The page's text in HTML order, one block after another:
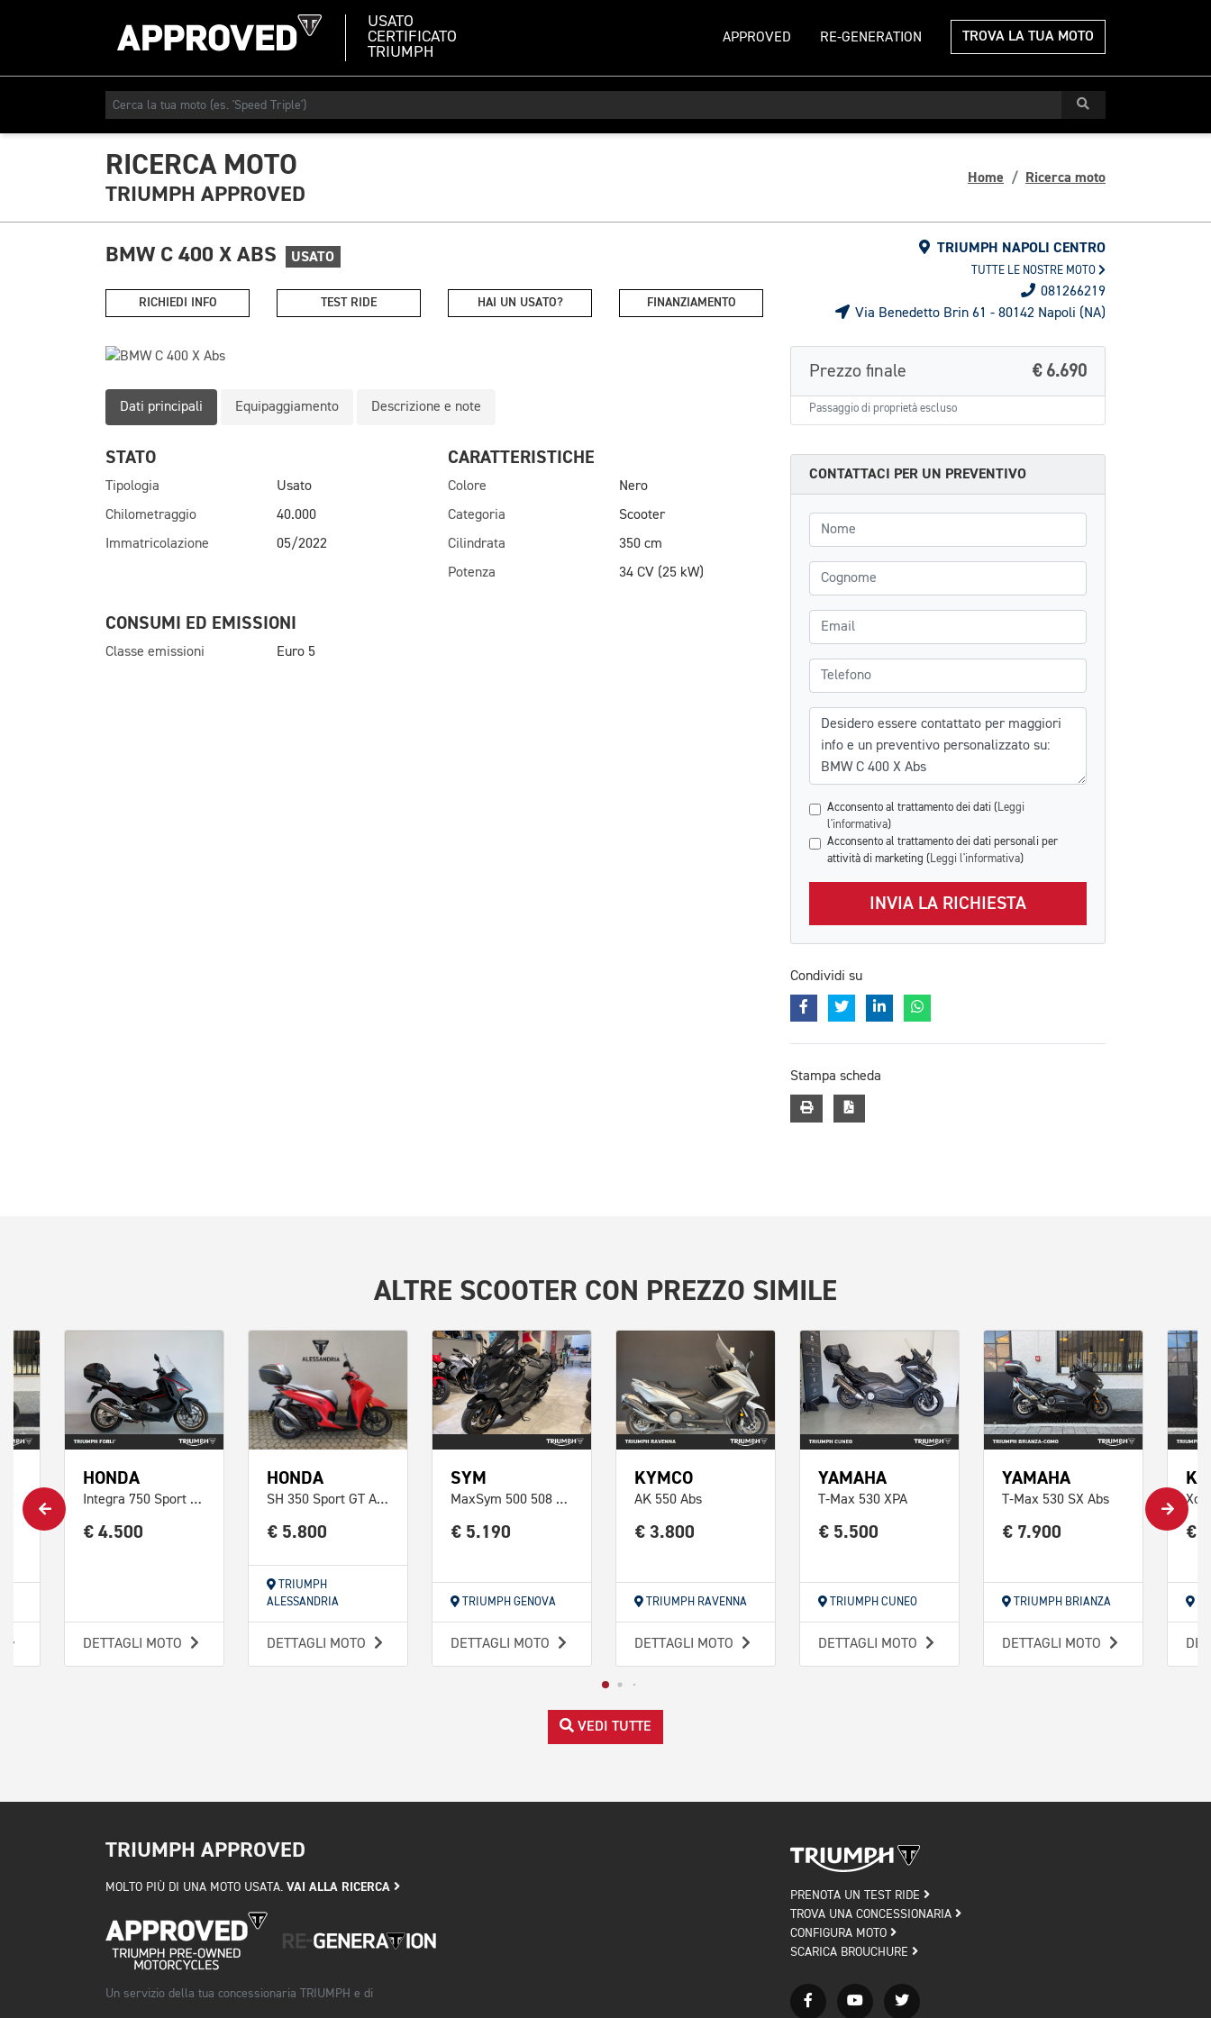
USATO
CERTIFICATO
TRIUMPH
APPROVED RE-GENERATION TROVA LA TUA MOTO
RICERCA MOTO
TRIUMPH APPROVED
Home Ricerca moto
BMW C 400 X ABS USATO
RICHIEDI INFO TEST RIDE HAI UN USATO? FINANZIAMENTO
TRIUMPH NAPOLI CENTRO
TUTTE LE NOSTRE MOTO
081266219
Via Benedetto Brin 61 - 80142 Napoli (NA)
Dati principali Equipaggiamento Descrizione e note
STATO
Tipologia
Usato
Chilometraggio
40.000
Immatricolazione
05/2022
CARATTERISTICHE
Colore
Nero
Categoria
Scooter
Cilindrata
350 cm
Potenza
34 CV (25 kW)
CONSUMI ED EMISSIONI
Classe emissioni Euro 5
Prezzo finale € 6.690
Passaggio di proprietà escluso
CONTATTACI PER UN PREVENTIVO
Nome
Cognome
Email
Telefono
Messaggio
Acconsento al trattamento dei dati ( Leggi
l'informativa)
Acconsento al trattamento dei dati personali per
attività di marketing ( Leggi l'informativa)
INVIA LA RICHIESTA
Condividi su
Stampa scheda
ALTRE SCOOTER CON PREZZO SIMILE
HONDA
Integra 750 Sport DCT Abs
€ 4.500
DETTAGLI MOTO
HONDA
SH 350 Sport GT Abs
€ 5.800
TRIUMPH
ALESSANDRIA
DETTAGLI MOTO
SYM
MaxSym 500 508 TL TCS Abs E5
€ 5.190
TRIUMPH GENOVA
DETTAGLI MOTO
KYMCO
AK 550 Abs
€ 3.800
TRIUMPH RAVENNA
DETTAGLI MOTO
YAMAHA
T-Max 530 XPA
€ 5.500
TRIUMPH CUNEO
DETTAGLI MOTO
YAMAHA
T-Max 530 SX Abs
€ 7.900
TRIUMPH BRIANZA
DETTAGLI MOTO
€
VEDI TUTTE
TRIUMPH APPROVED
MOLTO PIÙ DI UNA MOTO USATA. VAI ALLA RICERCA
Un servizio della tua concessionaria TRIUMPH e di
PRENOTA UN TEST RIDE
TROVA UNA CONCESSIONARIA
CONFIGURA MOTO
SCARICA BROUCHURE